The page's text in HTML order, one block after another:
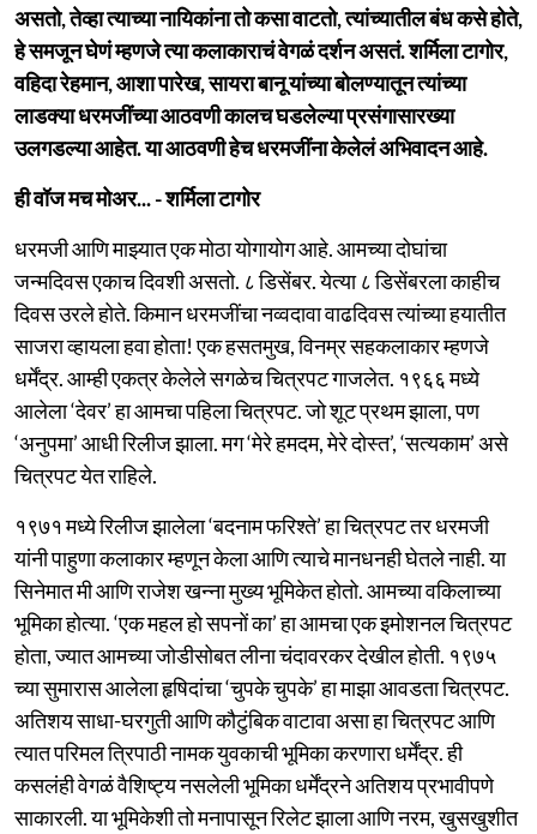
असतो, तेव्हा त्याच्या नायिकांना तो कसा वाटतो, त्यांच्यातील बंध कसे होते,
हे समजून घेणं म्हणजे त्या कलाकाराचं वेगळं दर्शन असतं. शर्मिला टागोर,
वहिदा रेहमान, आशा पारेख, सायरा बानू यांच्या बोलण्यातून त्यांच्या
लाडक्या धरमजींच्या आठवणी कालच घडलेल्या प्रसंगासारख्या
उलगडल्या आहेत. या आठवणी हेच धरमजींना केलेलं अभिवादन आहे.
ही वॉज मच मोअर... - शर्मिला टागोर
धरमजी आणि माझ्यात एक मोठा योगायोग आहे. आमच्या दोघांचा
जन्मदिवस एकाच दिवशी असतो. ८ डिसेंबर. येत्या ८ डिसेंबरला काहीच
दिवस उरले होते. किमान धरमजींचा नव्वदावा वाढदिवस त्यांच्या हयातीत
साजरा व्हायला हवा होता! एक हसतमुख, विनम्र सहकलाकार म्हणजे
धर्मेंद्र. आम्ही एकत्र केलेले सगळेच चित्रपट गाजलेत. १९६६ मध्ये
आलेला ‘देवर’ हा आमचा पहिला चित्रपट. जो शूट प्रथम झाला, पण
‘अनुपमा’ आधी रिलीज झाला. मग ‘मेरे हमदम, मेरे दोस्त’, ‘सत्यकाम’ असे
चित्रपट येत राहिले.
१९७१ मध्ये रिलीज झालेला ‘बदनाम फरिश्ते’ हा चित्रपट तर धरमजी
यांनी पाहुणा कलाकार म्हणून केला आणि त्याचे मानधनही घेतले नाही. या
सिनेमात मी आणि राजेश खन्ना मुख्य भूमिकेत होतो. आमच्या वकिलाच्या
भूमिका होत्या. ‘एक महल हो सपनों का’ हा आमचा एक इमोशनल चित्रपट
होता, ज्यात आमच्या जोडीसोबत लीना चंदावरकर देखील होती. १९७५
च्या सुमारास आलेला हृषिदांचा ‘चुपके चुपके’ हा माझा आवडता चित्रपट.
अतिशय साधा-घरगुती आणि कौटुंबिक वाटावा असा हा चित्रपट आणि
त्यात परिमल त्रिपाठी नामक युवकाची भूमिका करणारा धर्मेंद्र. ही
कसलंही वेगळं वैशिष्ट्य नसलेली भूमिका धर्मेंद्रने अतिशय प्रभावीपणे
साकारली. या भूमिकेशी तो मनापासून रिलेट झाला आणि नरम, खुसखुशीत